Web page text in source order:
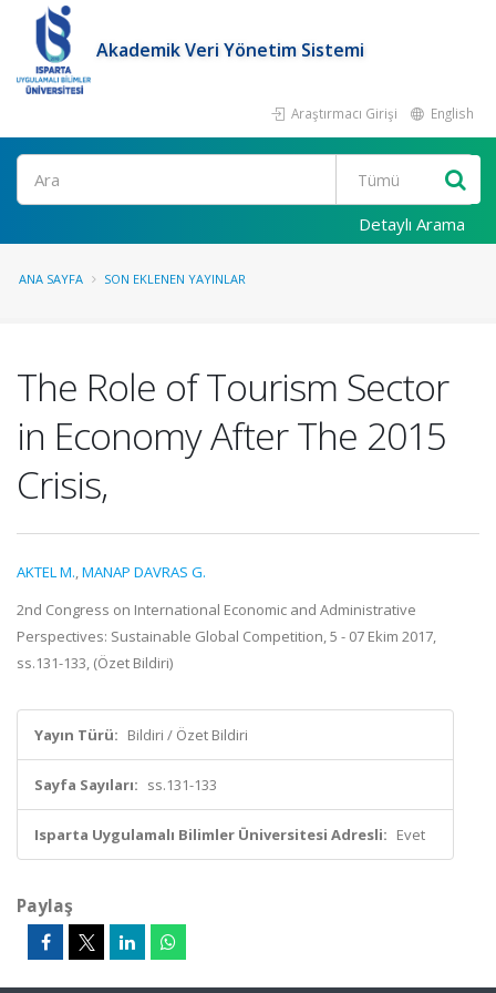
Akademik Veri Yönetim Sistemi
Araştırmacı Girişi English
Ara
Detaylı Arama
ANA SAYFA SON EKLENEN YAYINLAR
The Role of Tourism Sector
in Economy After The 2015
Crisis,
AKTEL M.,MANAP DAVRAS G.
2nd Congress on International Economic and Administrative
Perspectives: Sustainable Global Competition, 5 - 07 Ekim 2017,
ss.131-133, (Özet Bildiri)
Yayın Türü: Bildiri / Özet Bildiri
Sayfa Sayıları: ss.131-133
Isparta Uygulamalı Bilimler Üniversitesi Adresli: Evet
Paylaş